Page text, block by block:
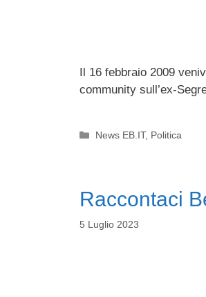
Il 16 febbraio 2009
community sull’ex-
Categorie
News EB.IT, Politica
Raccontaci
5 Luglio 2023